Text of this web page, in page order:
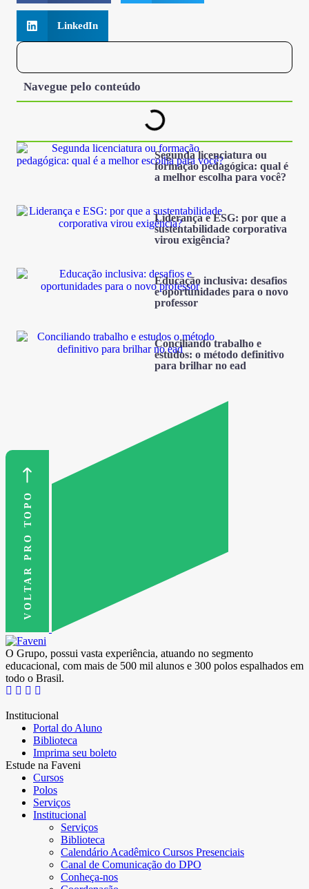
LinkedIn
Navegue pelo conteúdo
Segunda licenciatura ou
formação pedagógica: qual é
a melhor escolha para você?
Liderança e ESG: por que a
sustentabilidade corporativa
virou exigência?
Educação inclusiva: desafios
e oportunidades para o novo
professor
Conciliando trabalho e
estudos: o método definitivo
para brilhar no ead
VOLTAR PRO TOPO
O Grupo, possui vasta experiência, atuando no segmento
educacional, com mais de 500 mil alunos e 300 polos espalhados em
todo o Brasil.
Institucional
Portal do Aluno
Biblioteca
Imprima seu boleto
Estude na Faveni
Cursos
Polos
Serviços
Institucional
Serviços
Biblioteca
Calendário Acadêmico Cursos Presenciais
Canal de Comunicação do DPO
Conheça-nos